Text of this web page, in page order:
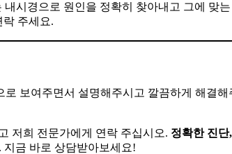
내시경으로 원인을 정확히 찾아내고 그에 맞
주세요.
보여주면서 설명해주시고 깔끔하게 해결해
저희 전문가에게 연락 주십시오. 정확한 진단
지금 바로 상담받아보세요!